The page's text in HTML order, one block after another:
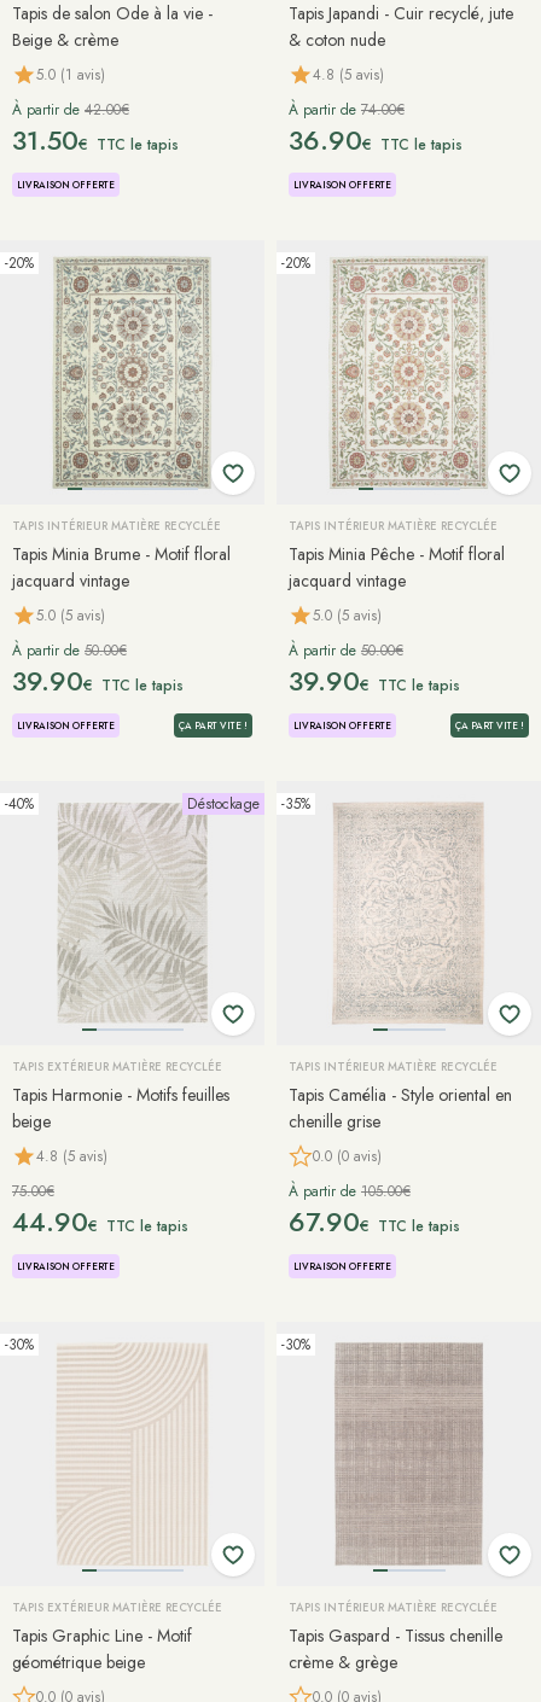
Tapis de salon Ode à la vie -
Beige & crème
5.0 (1 avis)
À partir de 42.00€
31.50€ TTC le tapis
LIVRAISON OFFERTE
Tapis Japandi - Cuir recyclé, jute
& coton nude
4.8 (5 avis)
À partir de 74.00€
36.90€ TTC le tapis
LIVRAISON OFFERTE
-20%
TAPIS INTÉRIEUR MATIÈRE RECYCLÉE
Tapis Minia Brume - Motif floral
jacquard vintage
5.0 (5 avis)
À partir de 50.00€
39.90€ TTC le tapis
LIVRAISON OFFERTE ÇA PART VITE !
-20%
TAPIS INTÉRIEUR MATIÈRE RECYCLÉE
Tapis Minia Pêche - Motif floral
jacquard vintage
5.0 (5 avis)
À partir de 50.00€
39.90€ TTC le tapis
LIVRAISON OFFERTE ÇA PART VITE !
-40% Déstockage
TAPIS EXTÉRIEUR MATIÈRE RECYCLÉE
Tapis Harmonie - Motifs feuilles
beige
4.8 (5 avis)
75.00€
44.90€ TTC le tapis
LIVRAISON OFFERTE
-35%
TAPIS INTÉRIEUR MATIÈRE RECYCLÉE
Tapis Camélia - Style oriental en
chenille grise
0.0 (0 avis)
À partir de 105.00€
67.90€ TTC le tapis
LIVRAISON OFFERTE
-30%
TAPIS EXTÉRIEUR MATIÈRE RECYCLÉE
Tapis Graphic Line - Motif
géométrique beige
0.0 (0 avis)
-30%
TAPIS INTÉRIEUR MATIÈRE RECYCLÉE
Tapis Gaspard - Tissus chenille
crème & grège
0.0 (0 avis)